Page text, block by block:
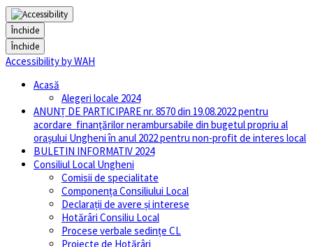
Închide
Închide
Accessibility by WAH
Acasă
Alegeri locale 2024
ANUNȚ DE PARTICIPARE nr. 8570 din 19.08.2022 pentru
acordare finanţărilor nerambursabile din bugetul propriu al
orașului Ungheni în anul 2022 pentru non-profit de interes local
BULETIN INFORMATIV 2024
Consiliul Local Ungheni
Comisii de specialitate
Componența Consiliului Local
Declarații de avere și interese
Hotărâri Consiliu Local
Procese verbale sedințe CL
Proiecte de Hotărâri